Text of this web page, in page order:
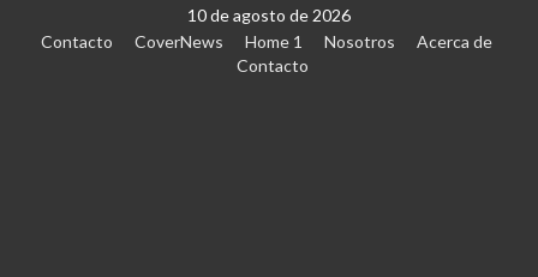
10 de agosto de 2026
Contacto
CoverNews Home 1 Nosotros
Acerca de
Contacto